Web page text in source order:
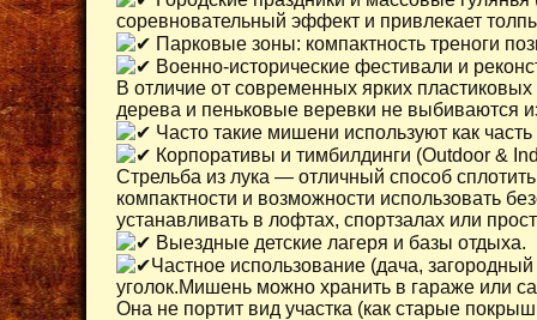
соревновательный эффект и привлекает
Парковые зоны: компактность треноги
Военно-исторические фестивали и
В отличие от современных ярких
дерева и пеньковые веревки не выбиваются
Часто такие мишени используют как
Корпоративы и тимбилдинги (Outdoor &
Стрельба из лука — отличный способ
компактности и возможности использовать
устанавливать в лофтах, спортзалах или
Выездные детские лагеря и базы отдыха.
Частное использование (дача,
уголок.Мишень можно хранить в гараже или
Она не портит вид участка (как старые